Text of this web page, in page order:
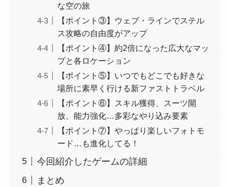
な空の旅
【ポイント③】ウェブ・ラインでステル
ス攻略の自由度がアップ
【ポイント④】約2倍になった広大なマッ
プと各ロケーション
【ポイント⑤】いつでもどこでも好きな
場所に素早く行ける新ファストトラベル
【ポイント⑥】スキル獲得、スーツ開
放、能力強化…多彩なやり込み要素
【ポイント⑦】やっぱり楽しいフォトモ
ード…も進化してる！
今回紹介したゲームの詳細
まとめ